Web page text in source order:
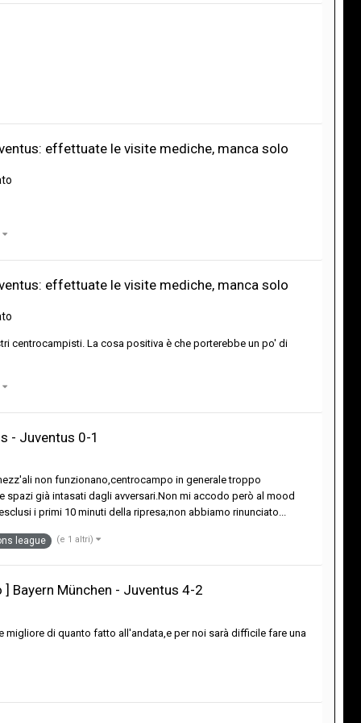
effettuate le visite mediche, manca solo
effettuate le visite mediche, manca solo
centrocampisti. La cosa positiva è che porterebbe un po' di
- Juventus 0-1
non funzionano,centrocampo in generale troppo
già intasati dagli avversari.Non mi accodo però al mood
i primi 10 minuti della ripresa;non abbiamo rinunciato...
league (e 1 altri)
Bayern München - Juventus 4-2
di quanto fatto all'andata,e per noi sarà difficile fare una